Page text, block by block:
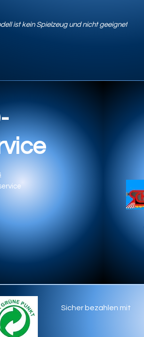
ist kein Spielzeug und nicht geeignet
Sicher bezahlen mit